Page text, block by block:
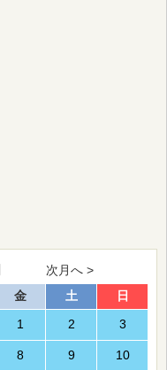
次月へ >
金 土 日
1 2 3
8 9 10